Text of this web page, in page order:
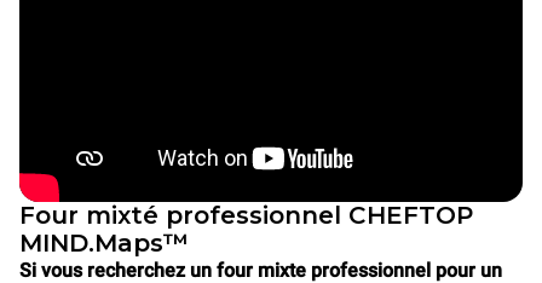
Four mixté professionnel CHEFTOP
MIND.Maps™
Si vous recherchez un four mixte professionnel pour un